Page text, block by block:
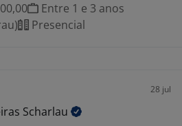
Entre 1 e 3 anos
Presencial
28 jul
Scharlau